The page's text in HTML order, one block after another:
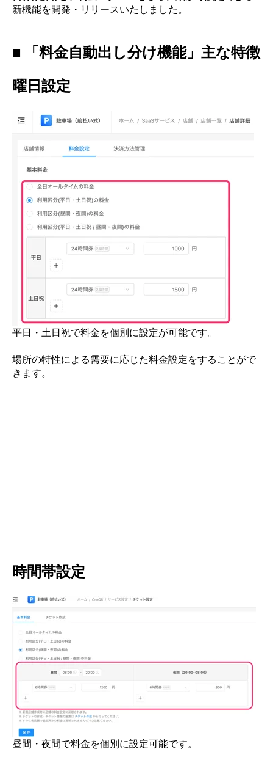
新機能を開発・リリースいたしました。
■ 「料金自動出し分け機能」主な特徴
曜日設定
平日・土日祝で料金を個別に設定が可能です。
場所の特性による需要に応じた料金設定をすることがで
きます。
時間帯設定
昼間・夜間で料金を個別に設定可能です。